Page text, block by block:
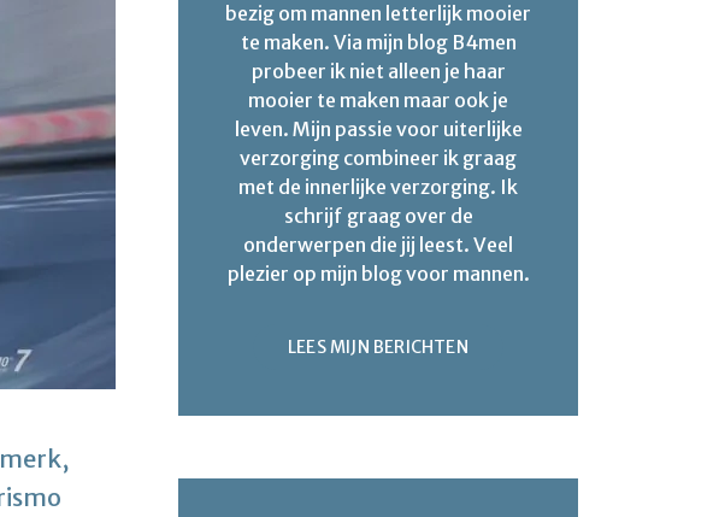
bezig om mannen letterlijk mooier
te maken. Via mijn blog B4men
probeer ik niet alleen je haar
mooier te maken maar ook je
leven. Mijn passie voor uiterlijke
verzorging combineer ik graag
met de innerlijke verzorging. Ik
schrijf graag over de
onderwerpen die jij leest. Veel
plezier op mijn blog voor mannen.
LEES MIJN BERICHTEN